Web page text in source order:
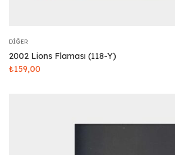
DIĞER
2002 Lions Flaması (118-Y)
₺159,00